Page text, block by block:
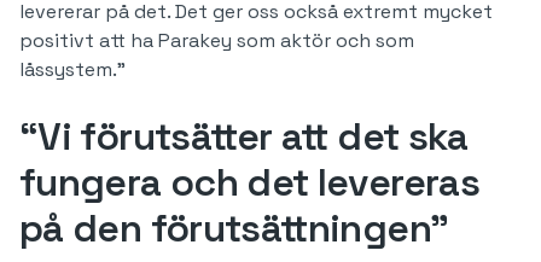
levererar på det. Det ger oss också extremt mycket
positivt att ha Parakey som aktör och som
låssystem.”
“Vi förutsätter att det ska
fungera och det levereras
på den förutsättningen”